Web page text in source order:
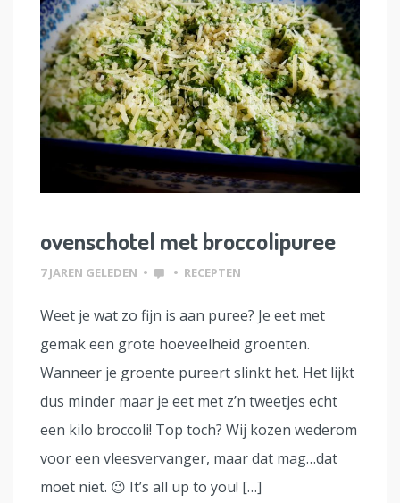
ovenschotel met broccolipuree
7 JAREN GELEDEN • • RECEPTEN
Weet je wat zo fijn is aan puree? Je eet met
gemak een grote hoeveelheid groenten.
Wanneer je groente pureert slinkt het. Het lijkt
dus minder maar je eet met z’n tweetjes echt
een kilo broccoli! Top toch? Wij kozen wederom
voor een vleesvervanger, maar dat mag…dat
moet niet. 😉 It’s all up to you! […]